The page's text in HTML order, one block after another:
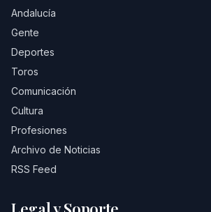
Andalucía
Gente
Deportes
Toros
Comunicación
Cultura
Profesiones
Archivo de Noticias
RSS Feed